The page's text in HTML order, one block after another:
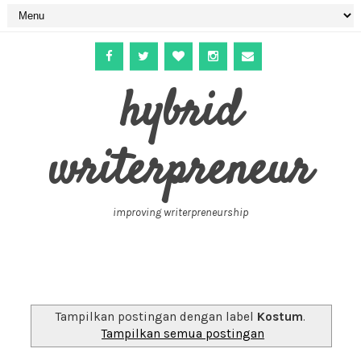
hybrid
writerpreneur
improving writerpreneurship
Tampilkan postingan dengan label Kostum.
Tampilkan semua postingan